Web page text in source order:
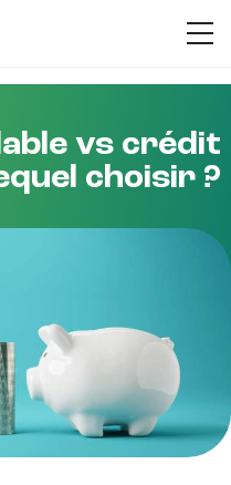
vs crédit
choisir ?